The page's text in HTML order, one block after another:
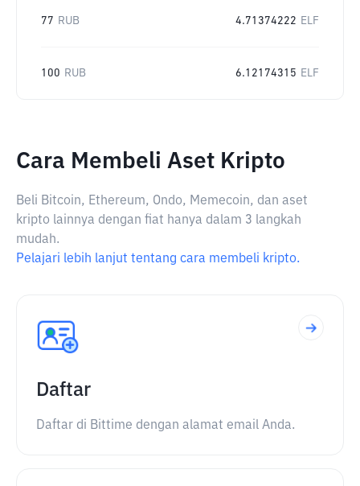
77 RUB 4.71374222 ELF
100 RUB 6.12174315 ELF
Cara Membeli Aset Kripto
Beli Bitcoin, Ethereum, Ondo, Memecoin, dan aset
kripto lainnya dengan fiat hanya dalam 3 langkah
mudah.
Pelajari lebih lanjut tentang cara membeli kripto.
Daftar
Daftar di Bittime dengan alamat email Anda.